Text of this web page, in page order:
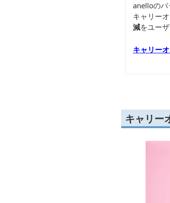
anelloのバ
キャリー
減をユー
キャリー
キャリー